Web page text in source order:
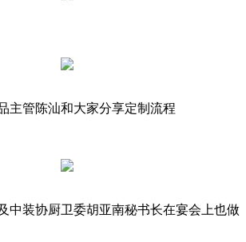
主管陈汕和大家分享定制流程
中装协厨卫委胡亚南秘书长在宴会上也做